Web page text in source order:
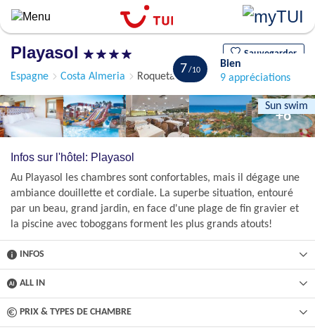
Aller
au
principal
Playasol Sauvegarder
Espagne Costa Almeria Roquetas de Mar
Sun swim
7
Bien
9 appréciations
+6
Infos sur l'hôtel: Playasol
Au Playasol les chambres sont confortables, mais il dégage une
ambiance douillette et cordiale. La superbe situation, entouré
par un beau, grand jardin, en face d'une plage de fin gravier et
la piscine avec toboggans forment les plus grands atouts!
INFOS
ALL IN
PRIX & TYPES DE CHAMBRE